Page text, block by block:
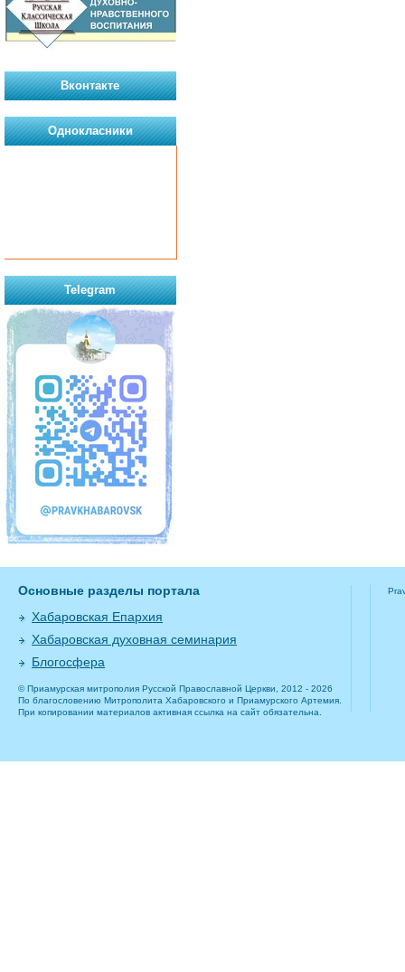
Вконтакте
Однокласники
Telegram
Основные разделы портала
Хабаровская Епархия
Хабаровская духовная семинария
Блогосфера
© Приамурская митрополия Русской Православной Церкви, 2012 - 2026
По благословению Митрополита Хабаровского и Приамурского Артемия.
При копировании материалов активная ссылка на сайт обязательна.